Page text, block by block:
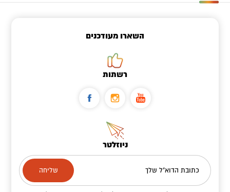
השארו מעודכנים
רשתות
ניוזלטר
כתובת הדוא"ל שלך